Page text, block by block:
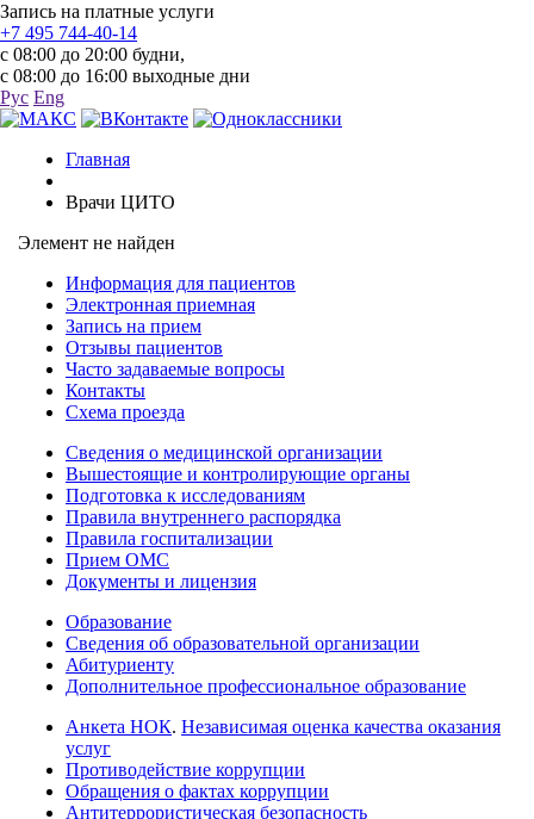
Запись на платные услуги
+7 495 744-40-14
с 08:00 до 20:00 будни,
с 08:00 до 16:00 выходные дни
Рус Eng
Главная
Врачи ЦИТО
Элемент не найден
Информация для пациентов
Электронная приемная
Запись на прием
Отзывы пациентов
Часто задаваемые вопросы
Контакты
Схема проезда
Сведения о медицинской организации
Вышестоящие и контролирующие органы
Подготовка к исследованиям
Правила внутреннего распорядка
Правила госпитализации
Прием ОМС
Документы и лицензия
Образование
Сведения об образовательной организации
Абитуриенту
Дополнительное профессиональное образование
Анкета НОК. Независимая оценка качества оказания
услуг
Противодействие коррупции
Обращения о фактах коррупции
Антитеррористическая безопасность